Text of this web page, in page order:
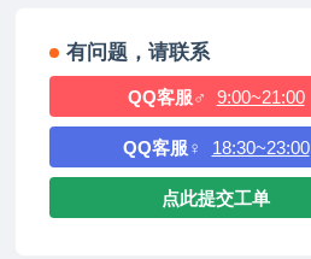
有问题，请联系
QQ客服♂ 9:00~21:00
QQ客服♀ 18:30~23:00
点此提交工单